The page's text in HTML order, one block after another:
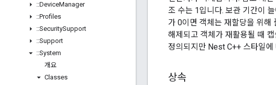
::DeviceManager
::Profiles
::SecuritySupport
::Support
::System
개요
Classes
조 수는 1입니다. 보관 기간이
가 0이면 객체는 재할당을 위해
해제되고 객체가 재활용될 때
정의되지만 Nest C++ 스타일
상속